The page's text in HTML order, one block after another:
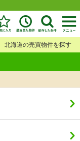
北海道の売買物件を探す